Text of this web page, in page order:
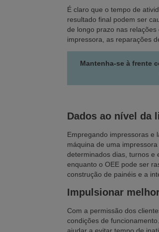
É claro que o tempo de
resultado final podem ser
de longo prazo nas
impressora, as reparações
Mantenha-se à frente
Dados ao nível da
Empregando impressoras e
máquina de uma
determinados dias, turnos e
enquanto o OEE pode ser
construção de painéis e a
Impulsionar
Com a permissão dos
condições de